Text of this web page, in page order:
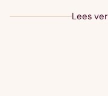
Lees